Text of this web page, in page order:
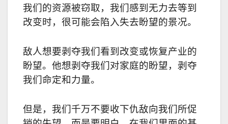
我们的资源被窃取，我们感到无力去等到
改变时，很可能会陷入失去盼望的景况。
敌人想要剥夺我们看到改变或恢复产业的
盼望。他想剥夺我们对家庭的盼望，剥夺
我们命定和力量。
但是，我们千万不要收下仇敌向我们所促